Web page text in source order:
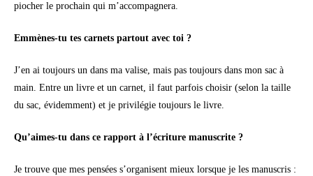
piocher le prochain qui m’accompagnera.
Emmènes-tu tes carnets partout avec toi ?
J’en ai toujours un dans ma valise, mais pas toujours dans mon sac à
main. Entre un livre et un carnet, il faut parfois choisir (selon la taille
du sac, évidemment) et je privilégie toujours le livre.
Qu’aimes-tu dans ce rapport à l’écriture manuscrite ?
Je trouve que mes pensées s’organisent mieux lorsque je les manuscris :